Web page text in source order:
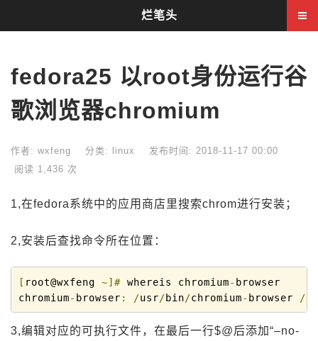
fedora25 以root身份运行谷
歌浏览器chromium
作者: wxfeng 分类: linux
发布时间: 2018-11-17 00:00
阅读 1,436 次
1,在fedora系统中的应用商店里搜索chrom进行安装；
2,安装后查找命令所在位置：
[ root@wxfeng ~]# whereis chromium- browser
chromium- browser : /usr/bin/chromium- browser /
3,编辑对应的可执行文件，在最后一行$@后添加“–no-
烂笔头